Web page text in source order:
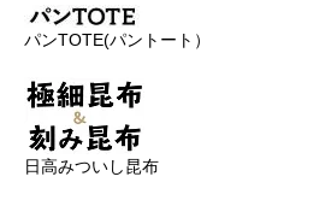
パンTOTE(パントート）
日高みついし昆布